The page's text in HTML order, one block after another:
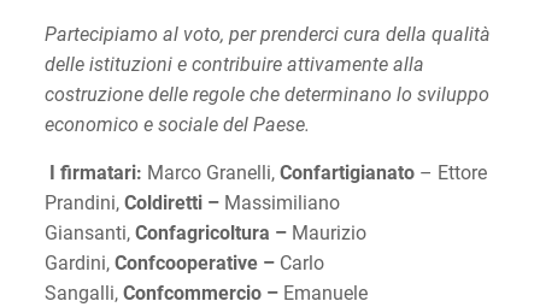
Partecipiamo al voto, per prenderci cura della qualità
delle istituzioni e contribuire attivamente alla
costruzione delle regole che determinano lo sviluppo
economico e sociale del Paese.
I firmatari: Marco Granelli, Confartigianato– Ettore
Prandini, Coldiretti – Massimiliano
Giansanti, Confagricoltura – Maurizio
Gardini, Confcooperative – Carlo
Sangalli, Confcommercio – Emanuele